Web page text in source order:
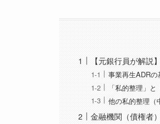
【元銀行員が解
事業再生ADR
「私的整理」
他の私的整理（
金融機関（債権者